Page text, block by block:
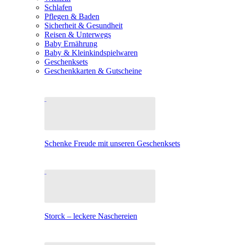
Schlafen
Pflegen & Baden
Sicherheit & Gesundheit
Reisen & Unterwegs
Baby Ernährung
Baby & Kleinkindspielwaren
Geschenksets
Geschenkkarten & Gutscheine
Schenke Freude mit unseren Geschenksets
Storck – leckere Naschereien